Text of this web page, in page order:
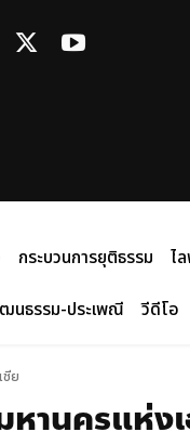
กระบวนการยุติธรรม ไ
นธรรม-ประเพณี วีดีโอ
ชีย
หานครแห่ง